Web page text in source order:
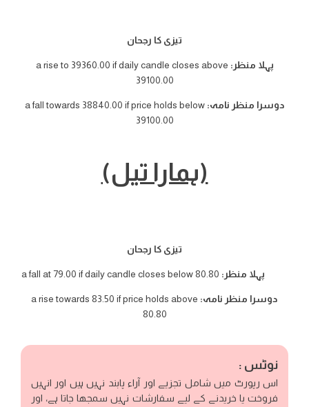
تیزی کا رجحان
پہلا منظر: a rise to 39360.00 if daily candle closes above
39100.00
دوسرا منظر نامہ:a fall towards 38840.00 if price holds below
39100.00
(ہمارا تیل)
تیزی کا رجحان
پہلا منظر: a fall at 79.00 if daily candle closes below 80.80
دوسرا منظر نامہ: a rise towards 83.50 if price holds above
80.80
نوٹس :
اس رپورٹ میں شامل تجزیے اور آراء پابند نہیں ہیں اور انہیں
فروخت یا خریدنے کے لیے سفارشات نہیں سمجھا جاتا ہے، اور